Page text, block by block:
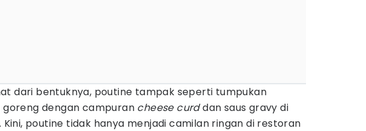
dari bentuknya, poutine tampak seperti tumpukan
goreng dengan campuran cheese curddan saus gravy di
Kini, poutine tidak hanya menjadi camilan ringan di restoran